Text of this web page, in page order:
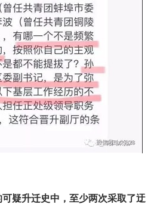
疑升迁史中，至少两次采取了迂